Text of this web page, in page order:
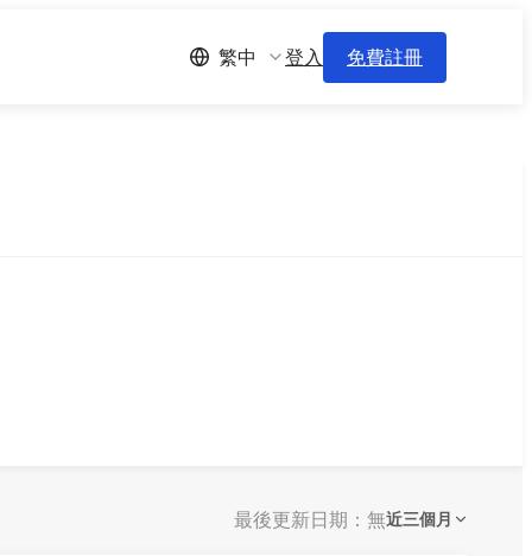
繁中 登入 免費註冊
最後更新日期：無近三個月